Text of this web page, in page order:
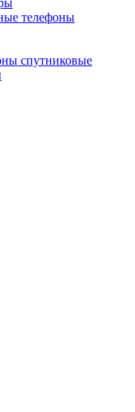
телефоны
спутниковые